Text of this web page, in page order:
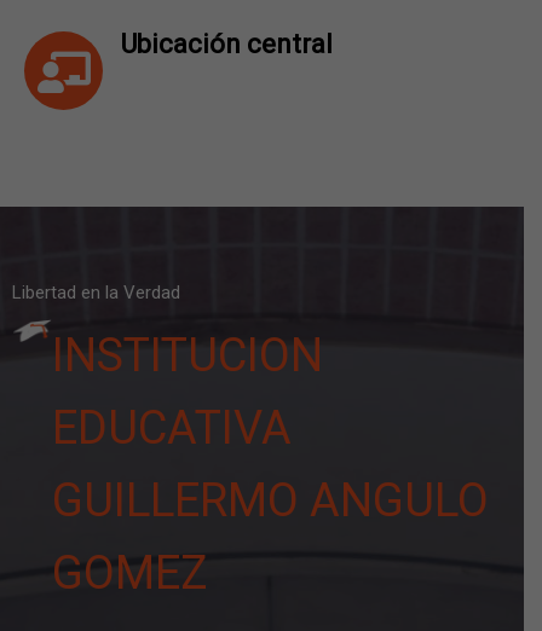
Ubicación central
Libertad en la Verdad
INSTITUCION
EDUCATIVA
GUILLERMO ANGULO
GOMEZ